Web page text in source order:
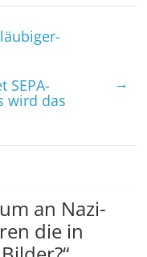
SEPA-
wird das
→
an Nazi-
die in